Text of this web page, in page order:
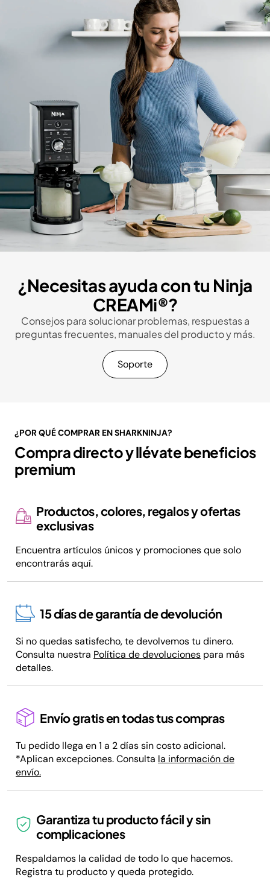
¿Necesitas ayuda con tu Ninja
CREAMi®?
Consejos para solucionar problemas, respuestas a
preguntas frecuentes, manuales del producto y más.
Soporte
¿POR QUÉ COMPRAR EN SHARKNINJA?
Compra directo y llévate beneficios
premium
Productos, colores, regalos y ofertas
exclusivas
Encuentra artículos únicos y promociones que solo
encontrarás aquí.
15 días de garantía de devolución
Si no quedas satisfecho, te devolvemos tu dinero.
Consulta nuestra Política de devoluciones para más
detalles.
Envío gratis en todas tus compras
Tu pedido llega en 1 a 2 días sin costo adicional.
*Aplican excepciones. Consulta la información de
envío.
Garantiza tu producto fácil y sin
complicaciones
Respaldamos la calidad de todo lo que hacemos.
Registra tu producto y queda protegido.